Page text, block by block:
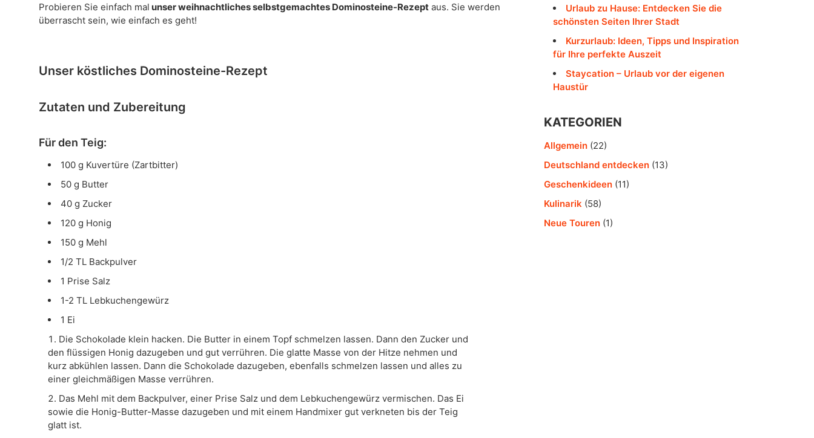
Probieren Sie einfach mal unser weihnachtliches selbstgemachtes Dominosteine-Rezept aus. Sie werden
überrascht sein, wie einfach es geht!
Unser köstliches Dominosteine-Rezept
Zutaten und Zubereitung
Für den Teig:
100 g Kuvertüre (Zartbitter)
50 g Butter
40 g Zucker
120 g Honig
150 g Mehl
1/2 TL Backpulver
1 Prise Salz
1-2 TL Lebkuchengewürz
1 Ei
Die Schokolade klein hacken. Die Butter in einem Topf schmelzen lassen. Dann den Zucker und
den flüssigen Honig dazugeben und gut verrühren. Die glatte Masse von der Hitze nehmen und
kurz abkühlen lassen. Dann die Schokolade dazugeben, ebenfalls schmelzen lassen und alles zu
einer gleichmäßigen Masse verrühren.
Das Mehl mit dem Backpulver, einer Prise Salz und dem Lebkuchengewürz vermischen. Das Ei
sowie die Honig-Butter-Masse dazugeben und mit einem Handmixer gut verkneten bis der Teig
glatt ist.
Urlaub zu Hause: Entdecken Sie die
schönsten Seiten Ihrer Stadt
Kurzurlaub: Ideen, Tipps und Inspiration
für Ihre perfekte Auszeit
Staycation – Urlaub vor der eigenen
Haustür
KATEGORIEN
Allgemein(22)
Deutschland entdecken(13)
Geschenkideen(11)
Kulinarik(58)
Neue Touren(1)